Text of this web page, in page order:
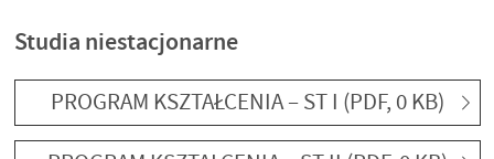
Studia niestacjonarne
PROGRAM KSZTAŁCENIA – ST I (PDF, 0 KB)